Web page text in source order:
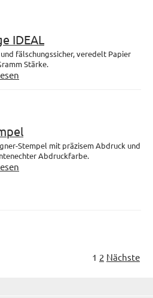
IDEAL
fälschungssicher, veredelt Papier
Stärke.
Stempel mit präzisem Abdruck und
Abdruckfarbe.
1 2 Nächste